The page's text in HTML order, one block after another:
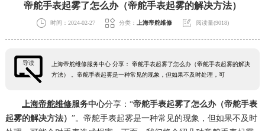
上海市黄浦区南京东路299号宏伊国际广场写字楼8层806室帝舵售后服务中心（需提前预约）
帝舵手表起雾了怎么办（帝舵手表起雾的解决方法）
 时间：2024-02-27  分类： 上海帝舵维修  阅读量(9018)
导读
上海帝舵维修服务中心 分享： 帝舵手表起雾了怎么办（帝舵手表起雾的解决
方法） 。帝舵手表起雾是一种常见的现象，但如果不及时处理，可
上海帝舵维修服务中心分享：“帝舵手表起雾了怎么办（帝舵手表
起雾的解决方法） ”。帝舵手表起雾是一种常见的现象，但如果不及时